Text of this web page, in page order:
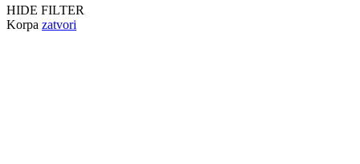
HIDE FILTER
Korpa zatvori